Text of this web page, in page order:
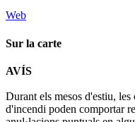
Web
Sur la carte
−
AVÍS
Durant els mesos d'estiu,
d'incendi poden comportar